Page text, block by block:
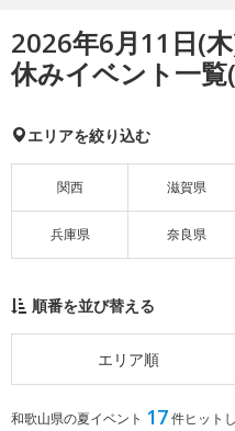
2026年6月11日(
休みイベント一覧
エリアを絞り込む
関西 滋賀県
兵庫県 奈良県
順番を並び替える
エリア順
和歌山県の夏イベント 17件ヒット